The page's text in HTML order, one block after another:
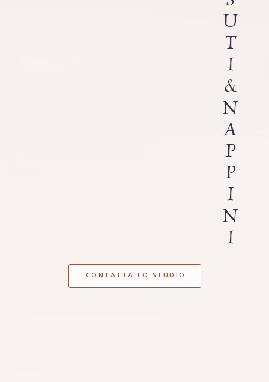
U
T
I
&
N
A
P
P
I
N
I
CONTATTA LO STUDIO